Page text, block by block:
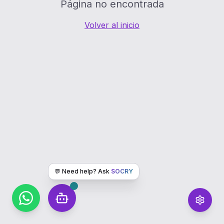
💬 Need help? Ask SOCRY
Página no encontrada
Volver al inicio